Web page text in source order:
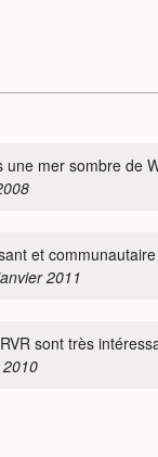
mer sombre de
et
2011
sont très